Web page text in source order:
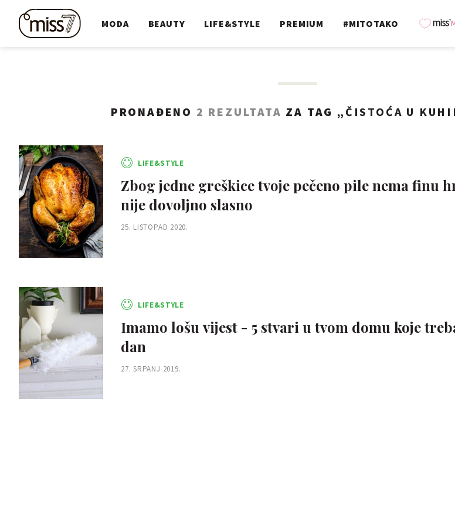
MODA BEAUTY LIFE&STYLE PREMIUM #MITOTAKO
PRONAĐENO 2 REZULTATA ZA TAG „ ČISTOĆA U
LIFE&STYLE
Zbog jedne greškice tvoje pečeno pile nema finu
nije dovoljno slasno
25. LISTOPAD 2020.
LIFE&STYLE
Imamo lošu vijest - 5 stvari u tvom domu koje
dan
27. SRPANJ 2019.